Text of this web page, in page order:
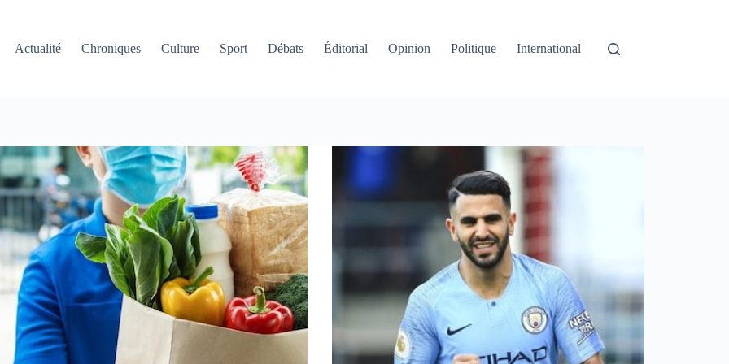
Actualité
Chroniques Culture Sport Débats Éditorial Opinion Politique International